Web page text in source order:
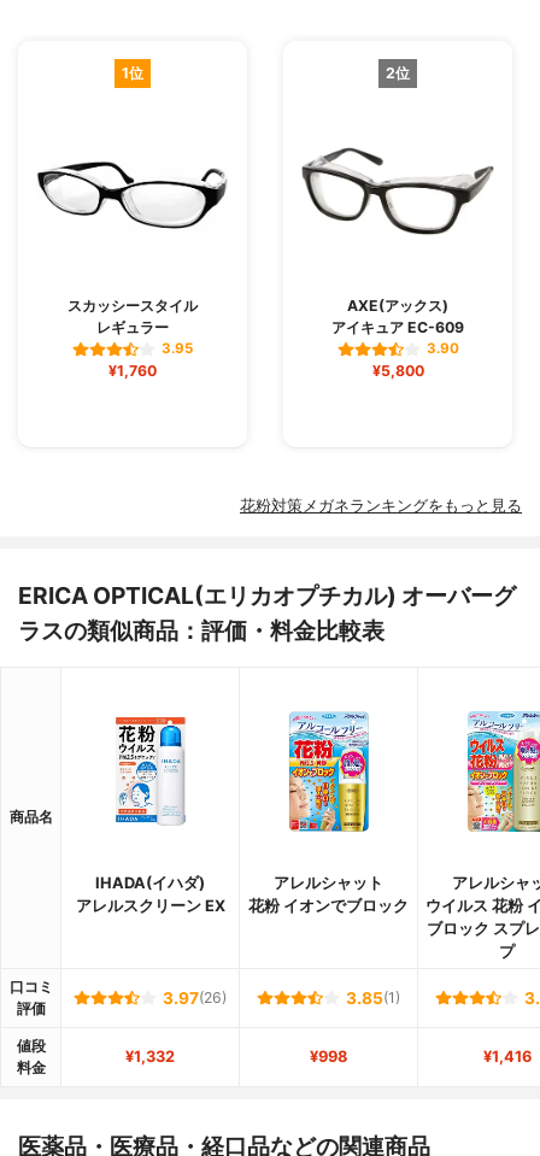
1位
スカッシースタイル
レギュラー
3.95
¥1,760
2位
AXE(アックス)
アイキュア EC-609
3.90
¥5,800
花粉対策メガネランキングをもっと見る
ERICA OPTICAL(エリカオプチカル) オーバーグ
ラスの類似商品：評価・料金比較表
商品名
IHADA(イハダ)
アレルスクリーン EX
アレルシャット
花粉 イオンでブロック
アレルシャ
ウイルス 花粉
ブロック スプ
プ
口コミ
評価
3.97(26) 3.85(1)
値段
料金
¥1,332 ¥998 ¥1,416
医薬品・医療品・経口品などの関連商品